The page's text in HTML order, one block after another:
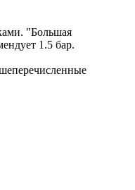
"Большая
1.5 бар.